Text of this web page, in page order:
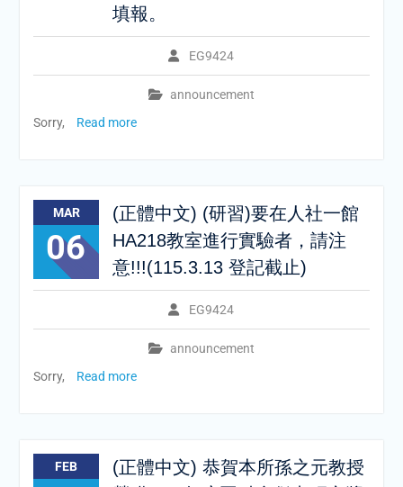
填報。
EG9424
announcement
Sorry,
Read more
MAR
06
(正體中文) (研習)要在人社一館
HA218教室進行實驗者，請注
意!!!(115.3.13 登記截止)
EG9424
announcement
Sorry,
Read more
FEB
(正體中文) 恭賀本所孫之元教授